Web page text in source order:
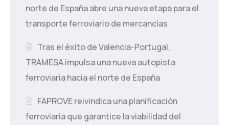
norte de España abre una nueva etapa para el
transporte ferroviario de mercancías
Tras el éxito de Valencia-Portugal,
TRAMESA impulsa una nueva autopista
ferroviaria hacia el norte de España
FAPROVE reivindica una planificación
ferroviaria que garantice la viabilidad del